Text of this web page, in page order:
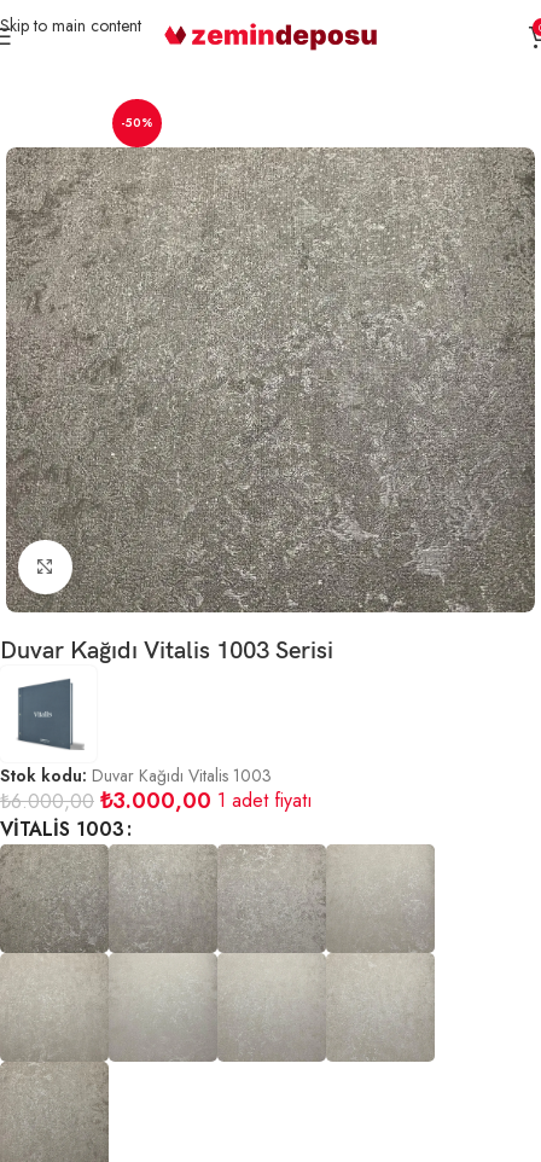
Skip to main content
-50%
Büyütmek için tıklayın
Duvar Kağıdı Vitalis 1003 Serisi
Stok kodu: Duvar Kağıdı Vitalis 1003
₺6.000,00 ₺3.000,00 1 adet fiyatı
VİTALİS 1003